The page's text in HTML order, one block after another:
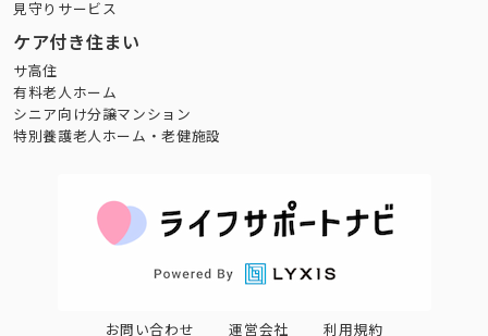
見守りサービス
ケア付き住まい
サ高住
有料老人ホーム
シニア向け分譲マンション
特別養護老人ホーム・老健施設
お問い合わせ 運営会社 利用規約